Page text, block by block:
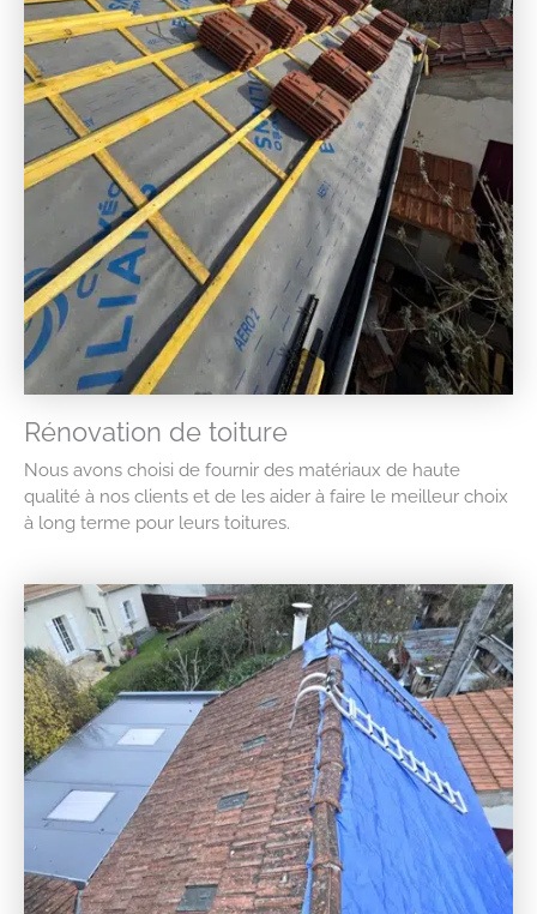
Rénovation de toiture
Nous avons choisi de fournir des matériaux de haute
qualité à nos clients et de les aider à faire le meilleur choix
à long terme pour leurs toitures.